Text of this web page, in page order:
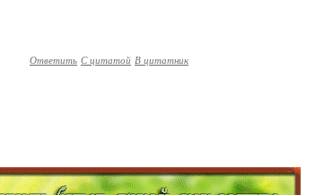
Ответить С цитатой В цитатник